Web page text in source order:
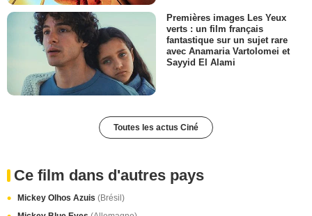
Premières images Les Yeux
verts : un film français
fantastique sur un sujet rare
avec Anamaria Vartolomei et
Sayyid El Alami
Toutes les actus Ciné
Ce film dans d'autres pays
Mickey Olhos Azuis (Brésil)